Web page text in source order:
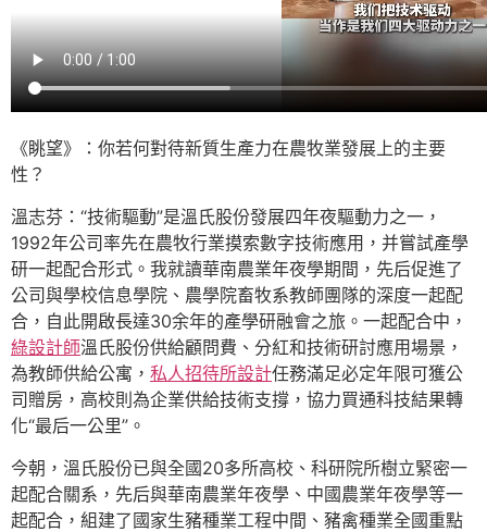
《眺望》：你若何對待新質生產力在農牧業發展上的主要
性？
溫志芬：“技術驅動”是溫氏股份發展四年夜驅動力之一，
1992年公司率先在農牧行業摸索數字技術應用，并嘗試產學
研一起配合形式。我就讀華南農業年夜學期間，先后促進了
公司與學校信息學院、農學院畜牧系教師團隊的深度一起配
合，自此開啟長達30余年的產學研融會之旅。一起配合中，
綠設計師溫氏股份供給顧問費、分紅和技術研討應用場景，
為教師供給公寓， 私人招待所設計任務滿足必定年限可獲公
司贈房，高校則為企業供給技術支撐，協力買通科技結果轉
化“最后一公里”。
今朝，溫氏股份已與全國20多所高校、科研院所樹立緊密一
起配合關系，先后與華南農業年夜學、中國農業年夜學等一
起配合，組建了國家生豬種業工程中間、豬禽種業全國重點